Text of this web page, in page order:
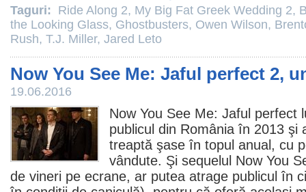
Taguri: Ride Along 2, My Big Fat Greek Wedding 2,
the Looking Glass, Ghostbusters, Owen Wilson,
Rush, T.J. Miller, Jared Leto
Now You See Me: Jaful perfect 2,
19.06.2016
Now You See Me: Jaful perfect
publicul din România în 2013 şi
treaptă şase în topul anual, cu
vândute. Şi sequelul Now You
de vineri pe ecrane, ar putea atrage publicul în